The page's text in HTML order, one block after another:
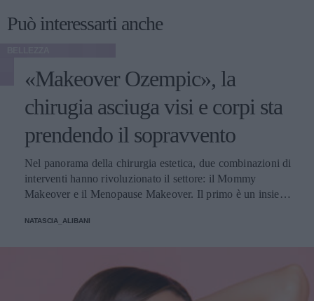
Può interessarti anche
«Makeover Ozempic», la
chirugia asciuga visi e corpi sta
prendendo il sopravvento
Nel panorama della chirurgia estetica, due combinazioni di
interventi hanno rivoluzionato il settore: il Mommy
Makeover e il Menopause Makeover. Il primo è un insieme
donne a recuperare la forma fisica e l'aspetto che avevano
soprattutto addome, seno e altre aree soggette a
rilassamento cutaneo o perdita di tono. Il secondo, invece,
NATASCIA_ALIBANI